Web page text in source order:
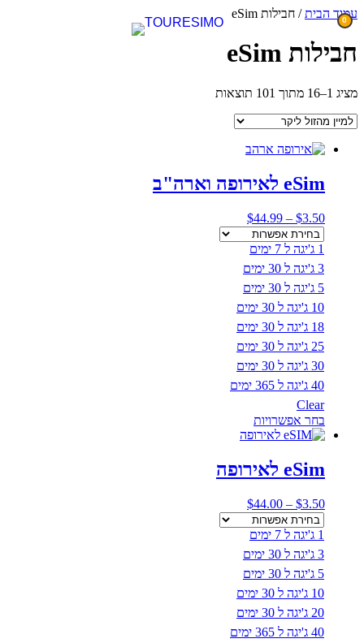
דלג
לתוכן
0
עמוד הבית/ חבילות eSim
חבילות eSim
מציג 1–16 מתוך 101 תוצאות
eSim לאירופה וארה"ב
$3.50
–
$44.99 טווח
מחירים:
1 ג'יגה ל 7 ימים
3 ג'יגה ל 30 ימים
5 ג'יגה ל 30 ימים
10 ג'יגה ל 30 ימים
18 ג'יגה ל 30 ימים
25 ג'יגה ל 30 ימים
30 ג'יגה ל 30 ימים
40 ג'יגה ל 365 ימים
Clear
בחר אפשרויות
זה
מספר
סוגים.
לבחור
את
האפשרויות
בעמוד
eSim לאירופה
$3.50
–
$44.00 טווח
מחירים:
1 ג'יגה ל 7 ימים
3 ג'יגה ל 30 ימים
5 ג'יגה ל 30 ימים
10 ג'יגה ל 30 ימים
20 ג'יגה ל 30 ימים
40 ג'יגה ל 365 ימים